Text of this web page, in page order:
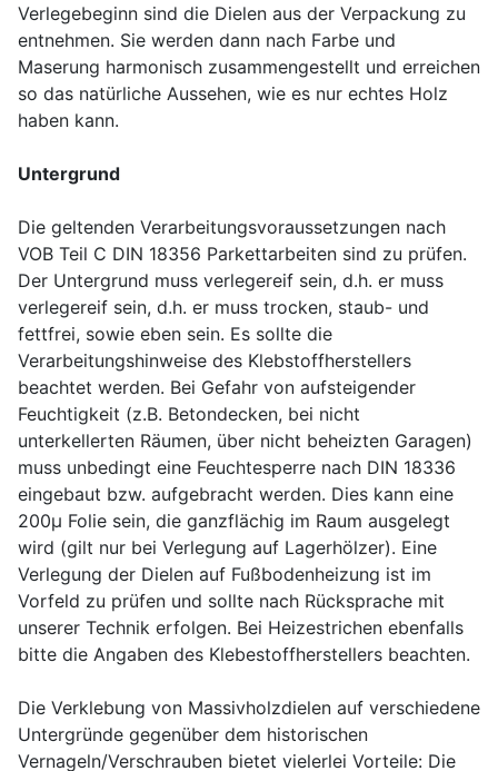
Verlegebeginn sind die Dielen aus der Verpackung zu
entnehmen. Sie werden dann nach Farbe und
Maserung harmonisch zusammengestellt und erreichen
so das natürliche Aussehen, wie es nur echtes Holz
haben kann.
Untergrund
Die geltenden Verarbeitungsvoraussetzungen nach
VOB Teil C DIN 18356 Parkettarbeiten sind zu prüfen.
Der Untergrund muss verlegereif sein, d.h. er muss
verlegereif sein, d.h. er muss trocken, staub- und
fettfrei, sowie eben sein. Es sollte die
Verarbeitungshinweise des Klebstoffherstellers
beachtet werden. Bei Gefahr von aufsteigender
Feuchtigkeit (z.B. Betondecken, bei nicht
unterkellerten Räumen, über nicht beheizten Garagen)
muss unbedingt eine Feuchtesperre nach DIN 18336
eingebaut bzw. aufgebracht werden. Dies kann eine
200µ Folie sein, die ganzflächig im Raum ausgelegt
wird (gilt nur bei Verlegung auf Lagerhölzer). Eine
Verlegung der Dielen auf Fußbodenheizung ist im
Vorfeld zu prüfen und sollte nach Rücksprache mit
unserer Technik erfolgen. Bei Heizestrichen ebenfalls
bitte die Angaben des Klebestoffherstellers beachten.
Die Verklebung von Massivholzdielen auf verschiedene
Untergründe gegenüber dem historischen
Vernageln/Verschrauben bietet vielerlei Vorteile: Die